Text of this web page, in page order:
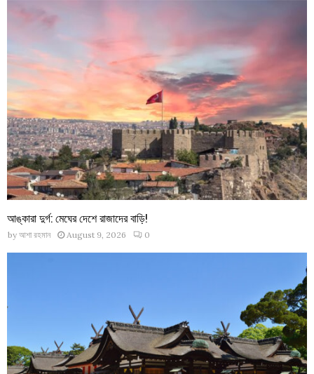
আঙ্কারা দুর্গ: মেঘের দেশে রাজাদের বাড়ি!
by আশা রহমান August 9, 2026 0